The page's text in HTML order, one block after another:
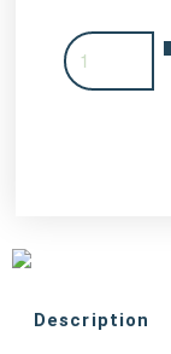
Description